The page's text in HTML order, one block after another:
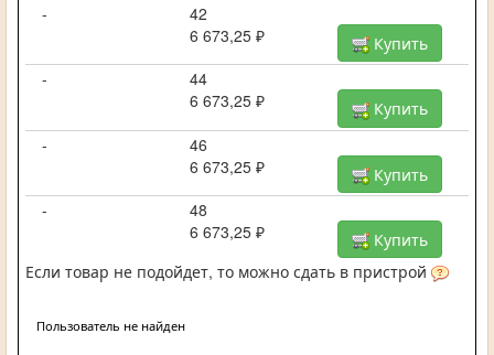
-
42
6 673,25 ₽
Купить
-
44
6 673,25 ₽
Купить
-
46
6 673,25 ₽
Купить
-
48
6 673,25 ₽
Купить
Если товар не подойдет, то можно сдать в пристрой
Пользователь не найден